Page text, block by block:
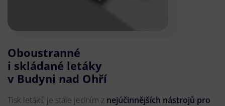
Oboustranné
i skládané letáky
v Budyni nad Ohří
Tisk letáků je stále jedním z nejúčinnějších nástrojů pro